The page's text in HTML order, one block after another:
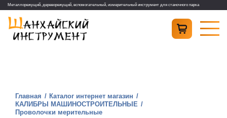
Металлорежущий, дереворежущий, вспомогательный, измерительный инструмент для станочного парка
Главная
Каталог интернет магазин
КАЛИБРЫ МАШИНОСТРОИТЕЛЬНЫЕ
Проволочки мерительные